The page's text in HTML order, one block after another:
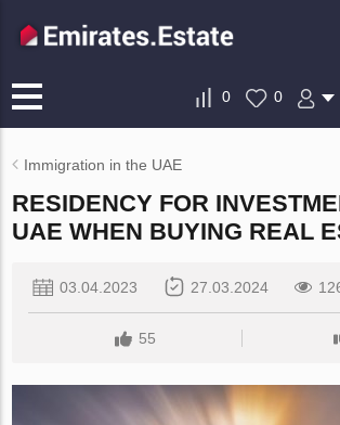
0 0
Immigration in the UAE
RESIDENCY FOR
UAE WHEN BUYING REAL
03.04.2023 27.03.2024
55